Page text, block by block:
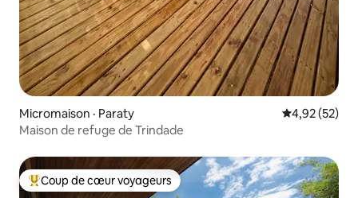
Micromaison · Paraty Note
4,92 (52)
Maison de refuge de Trindade
Coup de cœur voyageurs parmi les plus aimés
Coup de cœur voyageurs